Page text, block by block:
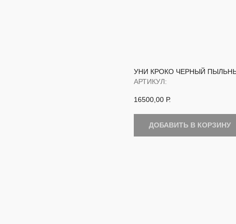
УНИ КРОКО ЧЕРНЫЙ
АРТИКУЛ:
16500,00 Р.
ДОБАВИТЬ В КОРЗИНУ